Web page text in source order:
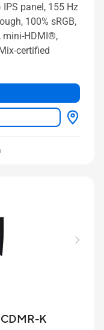
panel, 155 Hz
100% sRGB,
mini-HDMI®,
certified
K